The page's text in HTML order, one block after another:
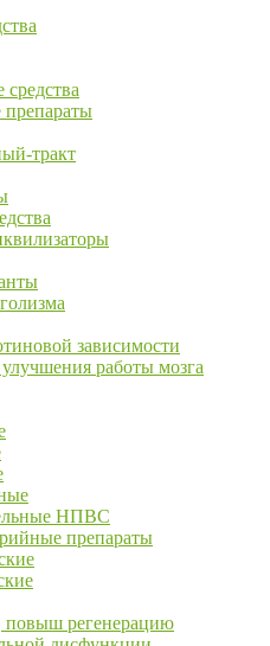
средства
тракт
зависимости
работы мозга
НПВС
препараты
регенерацию